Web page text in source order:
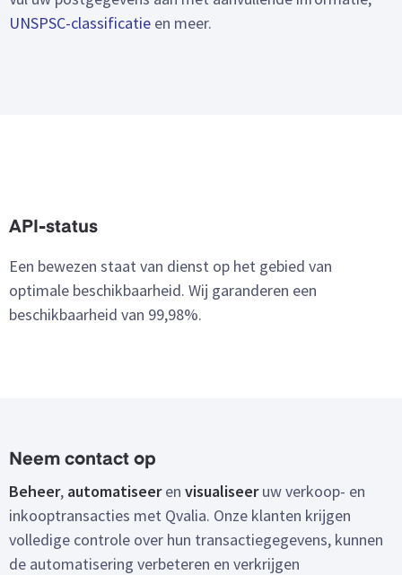
UNSPSC-classificatie en meer.
API-status
Een bewezen staat van dienst op het gebied van
optimale beschikbaarheid. Wij garanderen een
beschikbaarheid van 99,98%.
Neem contact op
Beheer, automatiseeren visualiseeruw verkoop- en
inkooptransacties met Qvalia. Onze klanten krijgen
volledige controle over hun transactiegegevens, kunnen
de automatisering verbeteren en verkrijgen